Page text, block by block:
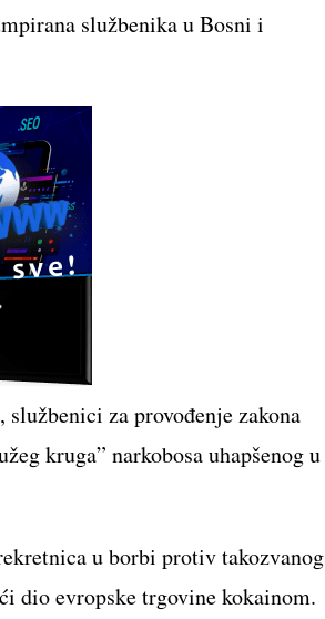
službenika u Bosni i
za provođenje zakona
kruga” narkobosa uhapšenog u
u borbi protiv takozvanog
dio evropske trgovine kokainom.